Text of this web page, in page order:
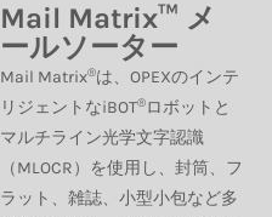
Mail Matrix™ メ
ールソーター
Mail Matrix®は、OPEXのインテ
リジェントなiBOT®ロボットと
マルチライン光学文字認識
（MLOCR）を使用し、封筒、フ
ラット、雑誌、小型小包など多